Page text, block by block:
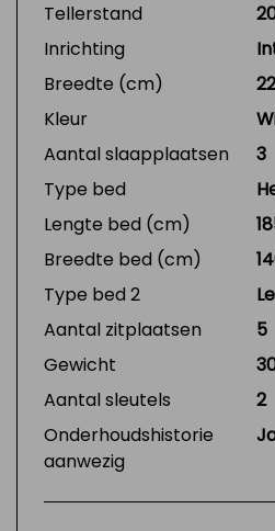
Tellerstand
Inrichting
Breedte (cm)
Kleur
Aantal slaapplaatsen
3
Type bed
Lengte bed (cm)
Breedte bed (cm)
Type bed 2
Aantal zitplaatsen
5
Gewicht
Aantal sleutels
2
Onderhoudshistorie
aanwezig